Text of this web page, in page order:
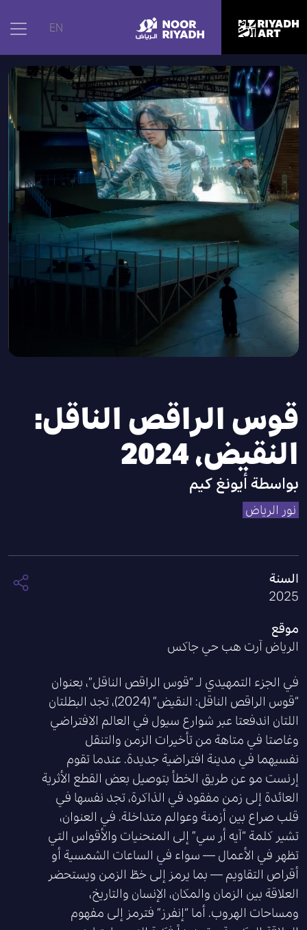
EN الرئيسية | الأعمال الفنية | قوس الراقص الناقل: النقيض، 2024
قوس الراقص الناقل:
النقيض، 2024
بواسطة أيونغ كيم
نور الرياض
السنة
2025
موقع
الرياض آرت هب حي جاكس
في الجزء التمهيدي لـ “قوس الراقص الناقل”، بعنوان
“قوس الراقص الناقل: النقيض” (2024)، تجد البطلتان
اللتان اندفعتا عبر شوارع سيول في العالم الافتراضي
وغاصتا في متاهة من تأخيرات الزمن والتنقل
نفسيهما في مدينة افتراضية جديدة. عندما تقوم
إرنست مو عن طريق الخطأ بتوصيل بعض القطع الأثرية
العائدة إلى زمن مفقود في الذاكرة، تجد نفسها في
قلب صراع بين أزمنة وعوالم متداخلة. في العنوان،
تشير كلمة “آيه أر سي” إلى المنحنيات والأقواس التي
تظهر في الأعمال — سواء في الساعات الشمسية أو
أقراص التقاويم — بما يرمز إلى خطّ الزمن ويستحضر
العلاقة بين الزمان والمكان، الإنسان والتاريخ،
ومساحات الهروب. أما “إنفرز” فترمز إلى مفهوم